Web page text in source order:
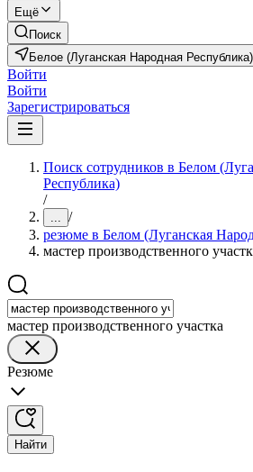
Ещё
Поиск
Белое (Луганская Народная Республика)
Войти
Войти
Зарегистрироваться
Поиск сотрудников в Белом
Республика)
/
... /
резюме в Белом (Луганская
мастер производственного
мастер производственного участка
Резюме
Найти